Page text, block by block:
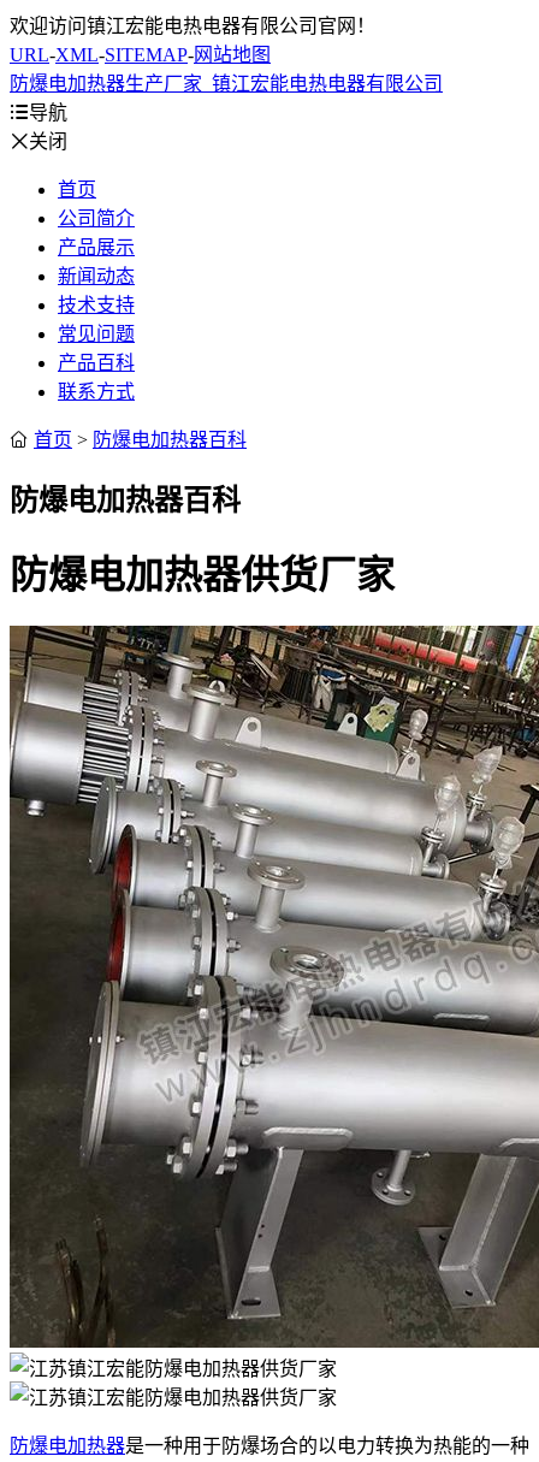
欢迎访问镇江宏能电热电器有限公司官网！
URL-XML-SITEMAP-网站地图
防爆电加热器生产厂家_镇江宏能电热电器有限公司
导航
关闭
首页
公司简介
产品展示
新闻动态
技术支持
常见问题
产品百科
联系方式
 首页 > 防爆电加热器百科
防爆电加热器百科
防爆电加热器供货厂家
防爆电加热器是一种用于防爆场合的以电力转换为热能的一种